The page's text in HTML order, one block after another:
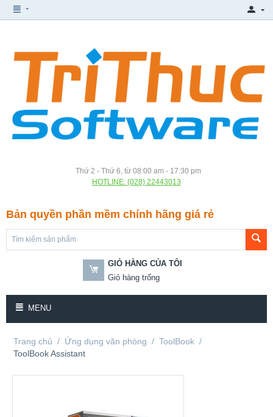
Thứ 2 - Thứ 6, từ 08:00 am - 17:30 pm
HOTLINE: (028) 22443013
Bản quyền phần mềm chính hãng giá rẻ
GIỎ HÀNG CỦA TÔI
Giỏ hàng trống
MENU
Trang chủ / Ứng dụng văn phòng / ToolBook /
ToolBook Assistant